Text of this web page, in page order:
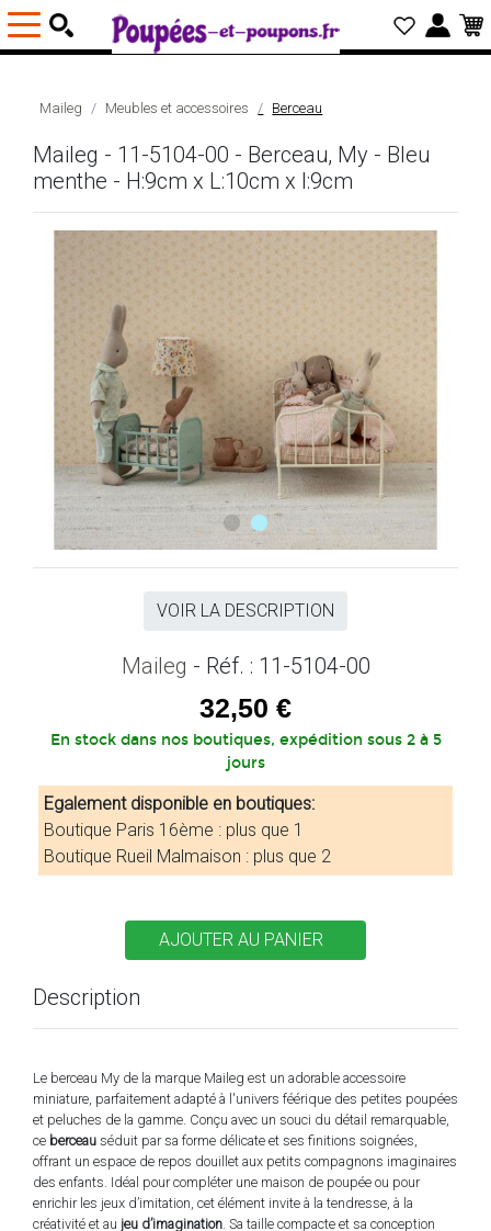
Maileg Meubles et accessoires Berceau
Maileg - 11-5104-00 - Berceau, My - Bleu
menthe - H:9cm x L:10cm x l:9cm
VOIR LA DESCRIPTION
Maileg - Réf. : 11-5104-00
32,50 €
En stock dans nos boutiques, expédition sous 2 à 5
jours
Egalement disponible en boutiques:
Boutique Paris 16ème : plus que 1
Boutique Rueil Malmaison : plus que 2
Description
Le berceau My de la marque Maileg est un adorable accessoire
miniature, parfaitement adapté à l'univers féérique des petites poupées
et peluches de la gamme. Conçu avec un souci du détail remarquable,
ce berceau séduit par sa forme délicate et ses finitions soignées,
offrant un espace de repos douillet aux petits compagnons imaginaires
des enfants. Idéal pour compléter une maison de poupée ou pour
enrichir les jeux d’imitation, cet élément invite à la tendresse, à la
créativité et au jeu d’imagination . Sa taille compacte et sa conception